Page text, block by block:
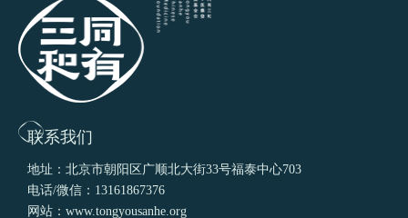
联系我们
地址：北京市朝阳区广顺北大街33号福泰中心703
电话/微信：13161867376
网站：www.tongyousanhe.org